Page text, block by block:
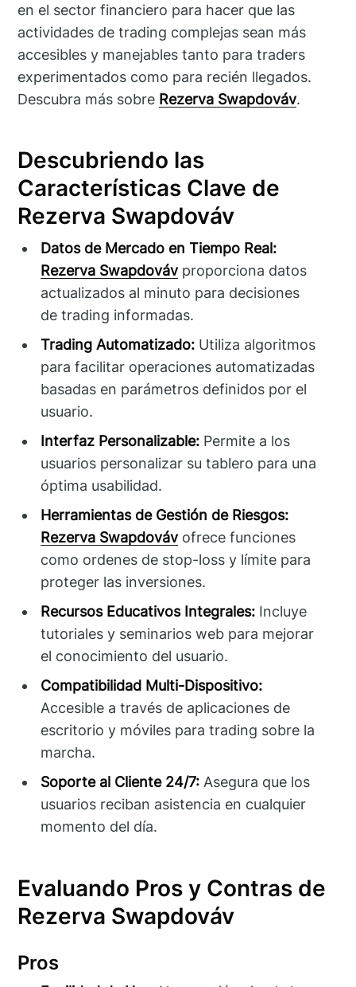
en el sector financiero para hacer que las
actividades de trading complejas sean más
accesibles y manejables tanto para traders
experimentados como para recién llegados.
Descubra más sobre Rezerva Swapdováv.
Descubriendo las
Características Clave de
Rezerva Swapdováv
Datos de Mercado en Tiempo Real:
Rezerva Swapdovávproporciona datos
actualizados al minuto para decisiones
de trading informadas.
Trading Automatizado: Utiliza algoritmos
para facilitar operaciones automatizadas
basadas en parámetros definidos por el
usuario.
Interfaz Personalizable: Permite a los
usuarios personalizar su tablero para una
óptima usabilidad.
Herramientas de Gestión de Riesgos:
Rezerva Swapdovávofrece funciones
como ordenes de stop-loss y límite para
proteger las inversiones.
Recursos Educativos Integrales: Incluye
tutoriales y seminarios web para mejorar
el conocimiento del usuario.
Compatibilidad Multi-Dispositivo:
Accesible a través de aplicaciones de
escritorio y móviles para trading sobre la
marcha.
Soporte al Cliente 24/7: Asegura que los
usuarios reciban asistencia en cualquier
momento del día.
Evaluando Pros y Contras de
Rezerva Swapdováv
Pros